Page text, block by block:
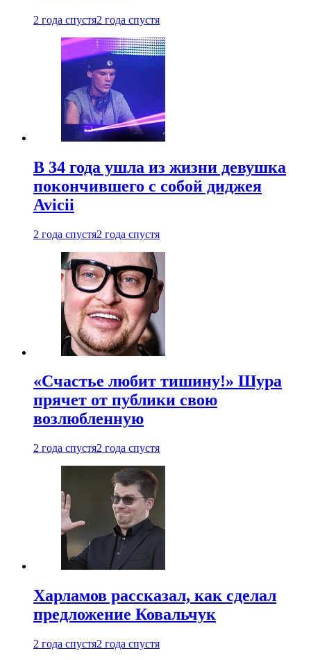
2 года спустя2 года спустя
В 34 года ушла из жизни девушка
покончившего с собой диджея
Avicii
2 года спустя2 года спустя
«Счастье любит тишину!» Шура
прячет от публики свою
возлюбленную
2 года спустя2 года спустя
Харламов рассказал, как сделал
предложение Ковальчук
2 года спустя2 года спустя